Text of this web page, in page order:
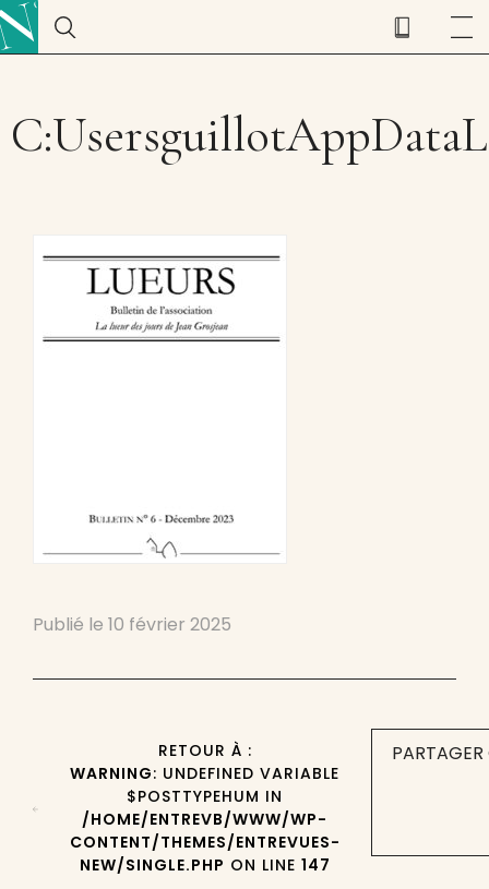
Publié le 10 février 2025
RETOUR À :
WARNING: UNDEFINED VARIABLE
$POSTTYPEHUM IN
/HOME/ENTREVB/WWW/WP-
CONTENT/THEMES/ENTREVUES-
NEW/SINGLE.PHP ON LINE 147